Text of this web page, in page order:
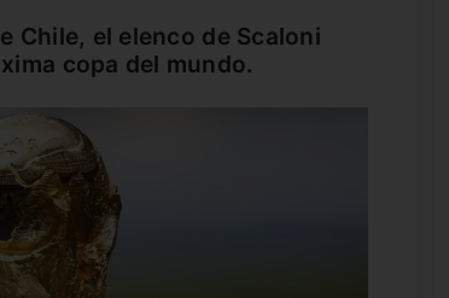
Chile, el elenco de Scaloni
copa del mundo.